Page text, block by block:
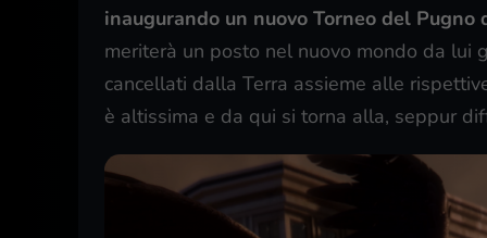
inaugurando un nuovo Torneo del Pugno
meriterà un posto nel nuovo mondo da lui
cancellati dalla Terra assieme alle
è altissima e da qui si torna alla, seppur